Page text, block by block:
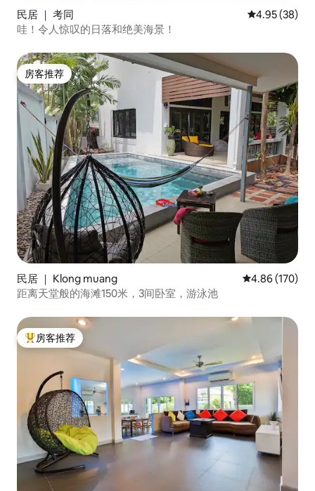
民居 ｜ 考同 平均评分
4.95 (38)
哇！令人惊叹的日落和绝美海景！
房客推荐
房客推荐
民居 ｜ Klong muang 平均评分 4.86
4.86 (170)
距离天堂般的海滩150米，3间卧室，游泳池
热门「房客推荐」
房客推荐